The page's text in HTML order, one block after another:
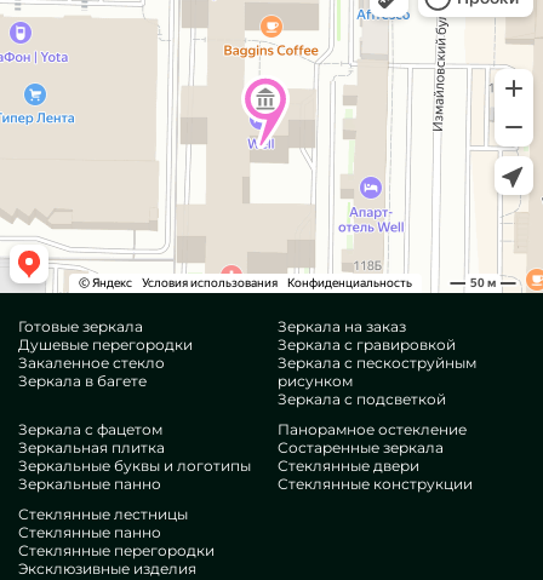
Готовые зеркала
Душевые перегородки
Закаленное стекло
Зеркала в багете
Зеркала на заказ
Зеркала с гравировкой
Зеркала с пескоструйным
рисунком
Зеркала с подсветкой
Зеркала с фацетом
Зеркальная плитка
Зеркальные буквы и логотипы
Зеркальные панно
Панорамное остекление
Состаренные зеркала
Стеклянные двери
Стеклянные конструкции
Стеклянные лестницы
Стеклянные панно
Стеклянные перегородки
Эксклюзивные изделия